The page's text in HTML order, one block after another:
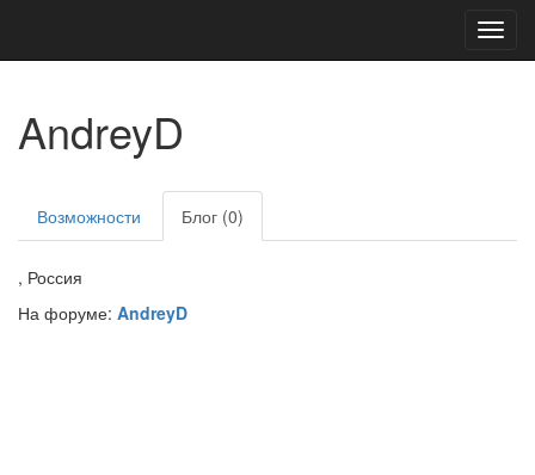
AndreyD
Возможности Блог (0)
, Россия
На форуме: AndreyD